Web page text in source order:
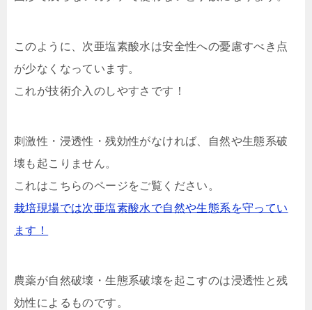
このように、次亜塩素酸水は安全性への憂慮すべき点
が少なくなっています。
これが技術介入のしやすさです！
刺激性・浸透性・残効性がなければ、自然や生態系破
壊も起こりません。
これはこちらのページをご覧ください。
栽培現場では次亜塩素酸水で自然や生態系を守ってい
ます！
農薬が自然破壊・生態系破壊を起こすのは浸透性と残
効性によるものです。